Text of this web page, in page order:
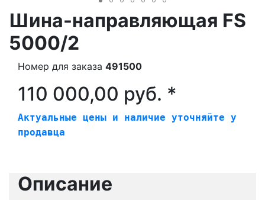
Шина-направляющая FS
5000/2
Номер для заказа 491500
110 000,00 руб. *
Актуальные цены и наличие уточняйте у
продавца
Описание